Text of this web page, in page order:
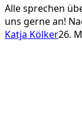
Alle sprechen
uns gerne an!
Katja Kölker26.